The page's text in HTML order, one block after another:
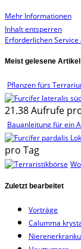
Mehr Informationen
Inhalt entsperren
Erforderlichen
Meist gelesene Artikel
Pflanzen fürs
21.38 Aufrufe
Bauanleitung für ein
pro Tag
Zuletzt bearbeitet
Vorträge
Calumma